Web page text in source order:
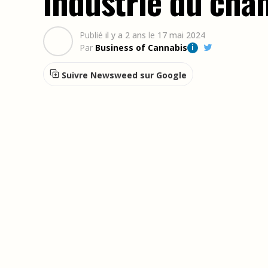
Publié il y a 2 ans le 17 mai 2024
Par Business of Cannabis i
Suivre Newsweed sur Google